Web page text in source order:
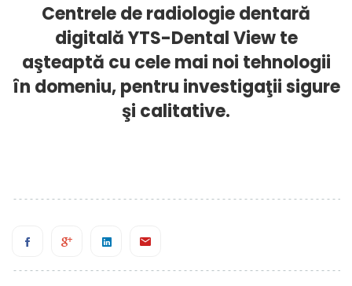
Centrele de radiologie dentară
digitală YTS-Dental View te
aşteaptă cu cele mai noi tehnologii
în domeniu, pentru investigaţii sigure
şi calitative.